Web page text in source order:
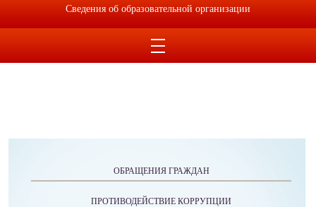
ОБРАЩЕНИЯ ГРАЖДАН
ПРОТИВОДЕЙСТВИЕ КОРРУПЦИИ
Сведения об образовательной организации